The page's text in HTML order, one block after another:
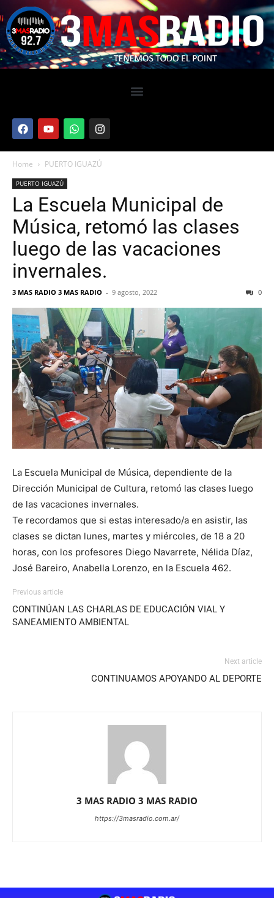
Home PUERTO IGUAZÚ
PUERTO IGUAZÚ
La Escuela Municipal de
Música, retomó las clases
luego de las vacaciones
invernales.
3 MAS RADIO 3 MAS RADIO - 9 agosto, 2022 0
La Escuela Municipal de Música, dependiente de la
Dirección Municipal de Cultura, retomó las clases luego
de las vacaciones invernales.
Te recordamos que si estas interesado/a en asistir, las
clases se dictan lunes, martes y miércoles, de 18 a 20
horas, con los profesores Diego Navarrete, Nélida Díaz,
José Bareiro, Anabella Lorenzo, en la Escuela 462.
Previous article
CONTINÚAN LAS CHARLAS DE EDUCACIÓN VIAL Y
SANEAMIENTO AMBIENTAL
Next article
CONTINUAMOS APOYANDO AL DEPORTE
3 MAS RADIO 3 MAS RADIO
https://3masradio.com.ar/